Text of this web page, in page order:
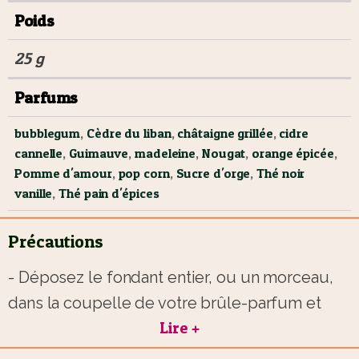
Riche et épicée, cette senteur emblématique est un
incontournable pour une ambiance de Noël authentique.
Châtaigne Grillée – Confort et authenticité
Cette fragrance chaude et légèrement boisée rappelle les
châtaignes caramélisées dégustées au coin du feu. Elle
apporte une touche rustique et apaisante à votre
intérieur.
Cidre Cannelle – Gourmandise épicée
Inspiré des boissons hivernales, ce parfum marie la
fraîcheur fruitée du cidre à la chaleur de la cannelle. Il crée
une ambiance festive, chaleureuse et délicieusement
épicée.
Offrez-vous un Instant
Poids
25 g
Parfums
bubblegum, Cèdre du liban, châtaigne grillée, cidre
cannelle, Guimauve,madeleine, Nougat, orange épicée,
Pomme d'amour, pop corn, Sucre d'orge,Thé noir
vanille,Thé pain d'épices
Précautions
- Déposez le fondant entier, ou un morceau,
dans la coupelle de votre brûle-parfum et
allumez votre bougie chauffe plat,
- la chaleur de celle-ci permettra de le fondre
Lire +